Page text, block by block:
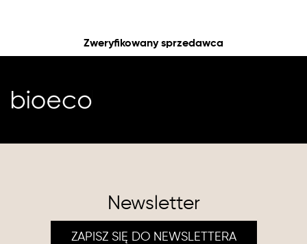
Zweryfikowany sprzedawca
Newsletter
ZAPISZ SIĘ DO NEWSLETTERA